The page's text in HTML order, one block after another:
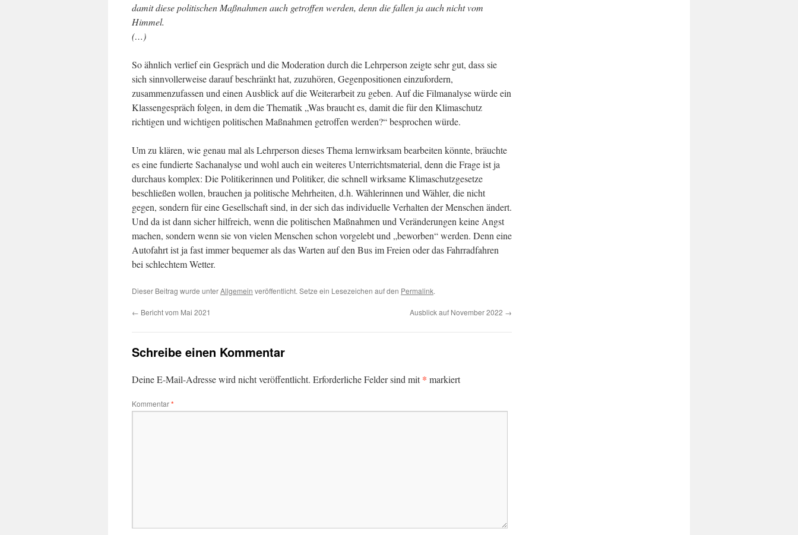
damit diese politischen Maßnahmen auch getroffen werden, denn die fallen ja auch nicht vom
Himmel.
(…)
So ähnlich verlief ein Gespräch und die Moderation durch die Lehrperson zeigte sehr gut, dass sie
sich sinnvollerweise darauf beschränkt hat, zuzuhören, Gegenpositionen einzufordern,
zusammenzufassen und einen Ausblick auf die Weiterarbeit zu geben. Auf die Filmanalyse würde ein
Klassengespräch folgen, in dem die Thematik „Was braucht es, damit die für den Klimaschutz
richtigen und wichtigen politischen Maßnahmen getroffen werden?“ besprochen würde.
Um zu klären, wie genau mal als Lehrperson dieses Thema lernwirksam bearbeiten könnte, bräuchte
es eine fundierte Sachanalyse und wohl auch ein weiteres Unterrichtsmaterial, denn die Frage ist ja
durchaus komplex: Die Politikerinnen und Politiker, die schnell wirksame Klimaschutzgesetze
beschließen wollen, brauchen ja politische Mehrheiten, d.h. Wählerinnen und Wähler, die nicht
gegen, sondern für eine Gesellschaft sind, in der sich das individuelle Verhalten der Menschen ändert.
Und da ist dann sicher hilfreich, wenn die politischen Maßnahmen und Veränderungen keine Angst
machen, sondern wenn sie von vielen Menschen schon vorgelebt und „beworben“ werden. Denn eine
Autofahrt ist ja fast immer bequemer als das Warten auf den Bus im Freien oder das Fahrradfahren
bei schlechtem Wetter.
Dieser Beitrag wurde unterAllgemein veröffentlicht. Setze ein Lesezeichen auf den Permalink.
← Bericht vom Mai 2021 Ausblick auf November 2022 →
Schreibe einen Kommentar
Deine E-Mail-Adresse wird nicht veröffentlicht. Erforderliche Felder sind mit* markiert
Kommentar*